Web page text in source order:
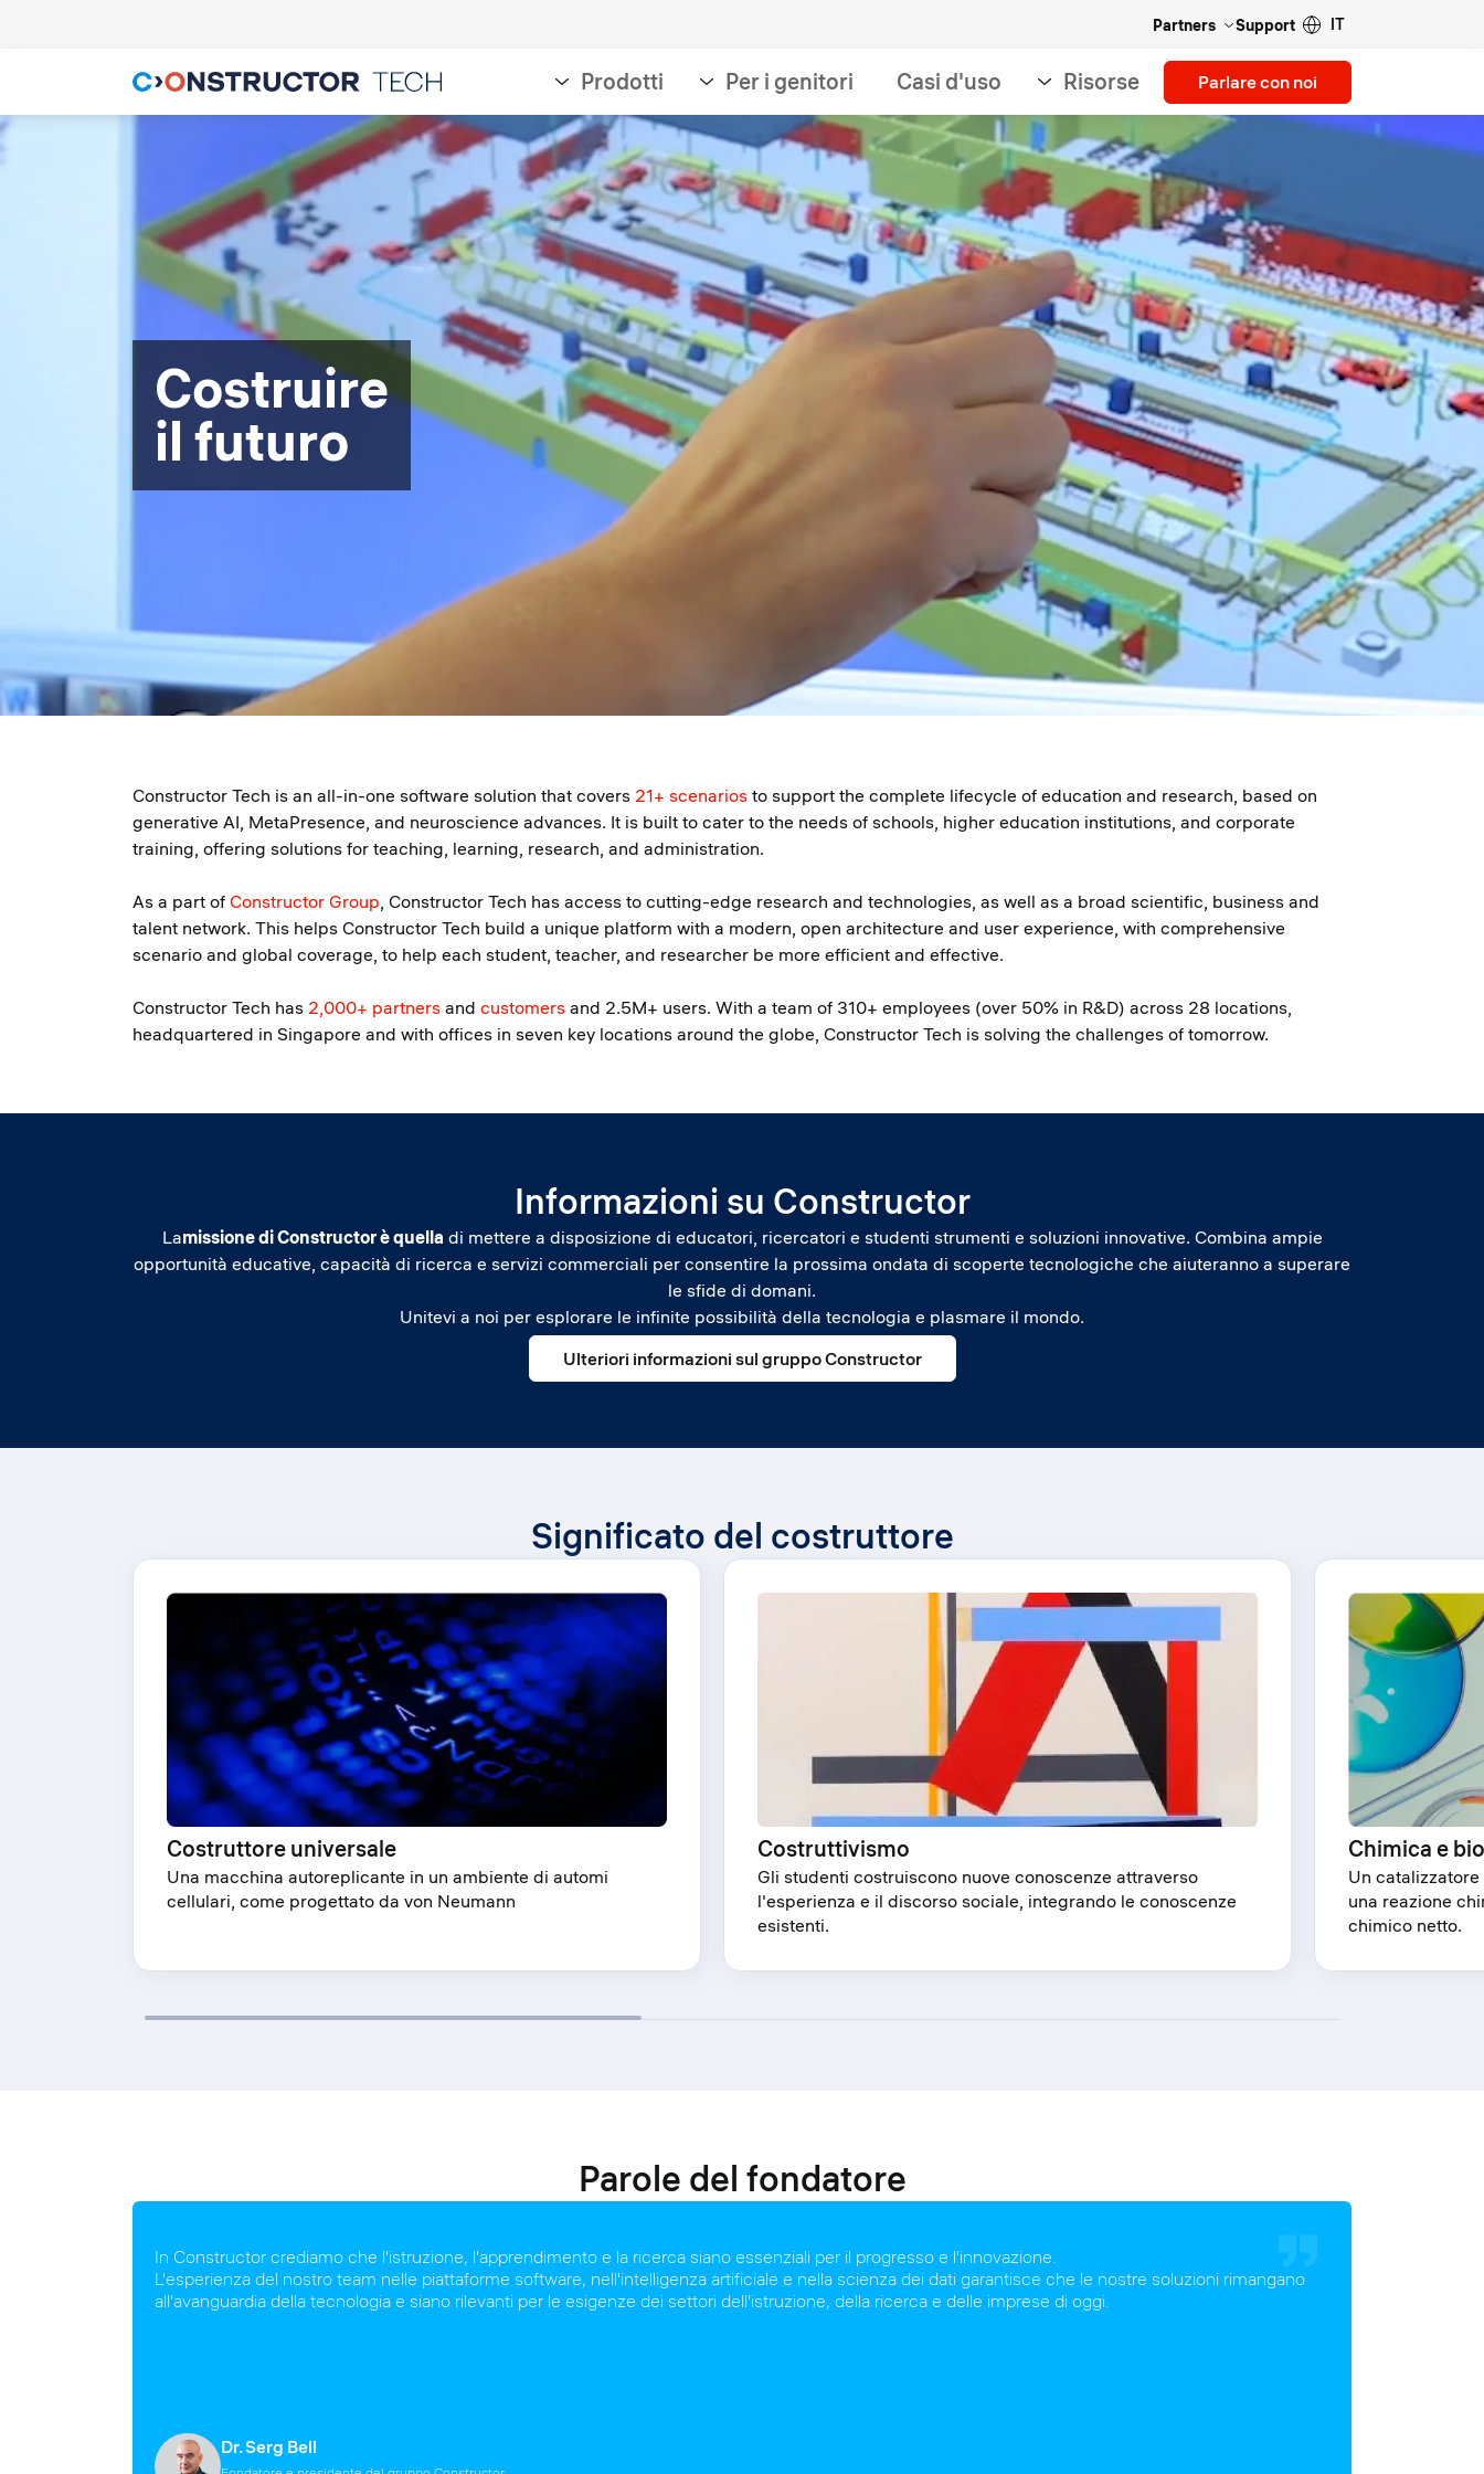
Partners Support IT
Prodotti Per i genitori Casi d'uso Risorse Parlare con noi
Costruire
il futuro
Constructor Tech is an all-in-one software solution that covers 21+ scenarios to support the complete lifecycle of education and research, based on
generative AI, MetaPresence, and neuroscience advances. It is built to cater to the needs of schools, higher education institutions, and corporate
training, offering solutions for teaching, learning, research, and administration.
As a part of Constructor Group, Constructor Tech has access to cutting-edge research and technologies, as well as a broad scientific, business and
talent network. This helps Constructor Tech build a unique platform with a modern, open architecture and user experience, with comprehensive
scenario and global coverage, to help each student, teacher, and researcher be more efficient and effective.
Constructor Tech has 2,000+ partners and customers and 2.5M+ users. With a team of 310+ employees (over 50% in R&D) across 28 locations,
headquartered in Singapore and with offices in seven key locations around the globe, Constructor Tech is solving the challenges of tomorrow.
Informazioni su Constructor
Lamissione di Constructor è quella di mettere a disposizione di educatori, ricercatori e studenti strumenti e soluzioni innovative. Combina ampie
opportunità educative, capacità di ricerca e servizi commerciali per consentire la prossima ondata di scoperte tecnologiche che aiuteranno a superare
le sfide di domani.
Unitevi a noi per esplorare le infinite possibilità della tecnologia e plasmare il mondo.
Ulteriori informazioni sul gruppo Constructor
Significato del costruttore
Costruttore universale
Una macchina autoreplicante in un ambiente di automi
cellulari, come progettato da von Neumann
Costruttivismo
Gli studenti costruiscono nuove conoscenze attraverso
l'esperienza e il discorso sociale, integrando le conoscenze
esistenti.
Chimica e
Un
una reazione
chimico netto.
Parole del fondatore
In Constructor crediamo che l'istruzione, l'apprendimento e la ricerca siano essenziali per il progresso e l'innovazione.
L'esperienza del nostro team nelle piattaforme software, nell'intelligenza artificiale e nella scienza dei dati garantisce che le nostre soluzioni rimangano
all'avanguardia della tecnologia e siano rilevanti per le esigenze dei settori dell'istruzione, della ricerca e delle imprese di oggi.
Dr. Serg Bell